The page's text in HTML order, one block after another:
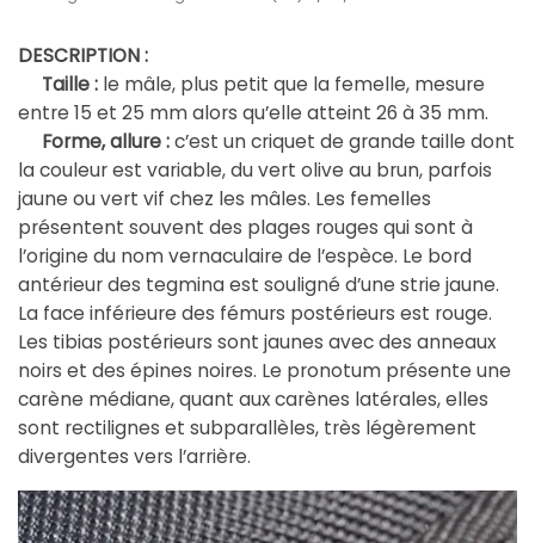
DESCRIPTION :
Taille : le mâle, plus petit que la femelle, mesure
entre 15 et 25 mm alors qu’elle atteint 26 à 35 mm.
Forme, allure :c’est un criquet de grande taille dont
la couleur est variable, du vert olive au brun, parfois
jaune ou vert vif chez les mâles. Les femelles
présentent souvent des plages rouges qui sont à
l’origine du nom vernaculaire de l’espèce. Le bord
antérieur des tegmina est souligné d’une strie jaune.
La face inférieure des fémurs postérieurs est rouge.
Les tibias postérieurs sont jaunes avec des anneaux
noirs et des épines noires. Le pronotum présente une
carène médiane, quant aux carènes latérales, elles
sont rectilignes et subparallèles, très légèrement
divergentes vers l’arrière.